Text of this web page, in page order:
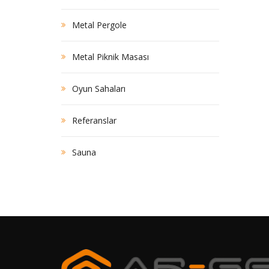
Metal Pergole
Metal Piknik Masası
Oyun Sahaları
Referanslar
Sauna